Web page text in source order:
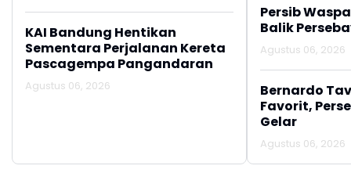
KAI Bandung Hentikan
Sementara Perjalanan Kereta
Pascagempa Pangandaran
Agustus 06, 2026
Persib
Balik
Agustus 06, 2026
Bernardo
Favorit,
Gelar
Agustus 06, 2026